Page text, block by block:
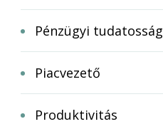
Pénzügyi tudatosság
Piacvezető
Produktivitás